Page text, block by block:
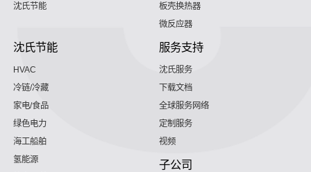
沈氏节能
板壳换热器
微反应器
沈氏节能
HVAC
冷链/冷藏
家电/食品
绿色电力
海工船舶
氢能源
服务支持
沈氏服务
下载文档
全球服务网络
定制服务
视频
子公司